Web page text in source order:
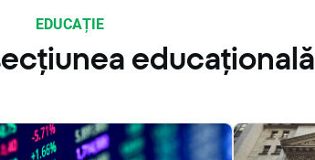
EDUCAȚIE
educațională